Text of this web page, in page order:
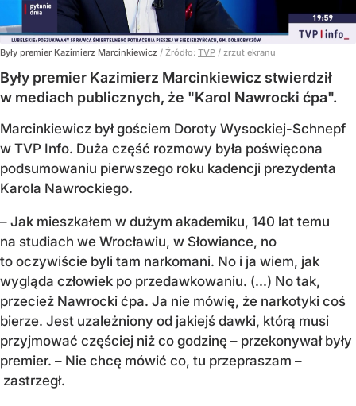
Były premier Kazimierz Marcinkiewicz / Źródło: TVP / zrzut ekranu
Były premier Kazimierz Marcinkiewicz stwierdził
w mediach publicznych, że "Karol Nawrocki ćpa".
Marcinkiewicz był gościem Doroty Wysockiej-Schnepf
w TVP Info. Duża część rozmowy była poświęcona
podsumowaniu pierwszego roku kadencji prezydenta
Karola Nawrockiego.
– Jak mieszkałem w dużym akademiku, 140 lat temu
na studiach we Wrocławiu, w Słowiance, no
to oczywiście byli tam narkomani. No i ja wiem, jak
wygląda człowiek po przedawkowaniu. (...) No tak,
przecież Nawrocki ćpa. Ja nie mówię, że narkotyki coś
bierze. Jest uzależniony od jakiejś dawki, którą musi
przyjmować częściej niż co godzinę – przekonywał były
premier. – Nie chcę mówić co, tu przepraszam –
zastrzegł.